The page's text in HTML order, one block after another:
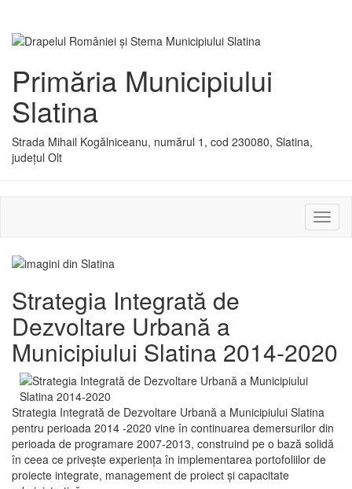
Primăria Municipiului
Slatina
Strada Mihail Kogălniceanu, numărul 1, cod 230080, Slatina,
județul Olt
sau
Strategia Integrată de
Dezvoltare Urbană a
Municipiului Slatina 2014-2020
Strategia Integrată de Dezvoltare Urbană a Municipiului Slatina
pentru perioada 2014 -2020 vine în continuarea demersurilor din
perioada de programare 2007-2013, construind pe o bază solidă
în ceea ce priveşte experienţa în implementarea portofoliilor de
proiecte integrate, management de proiect și capacitate